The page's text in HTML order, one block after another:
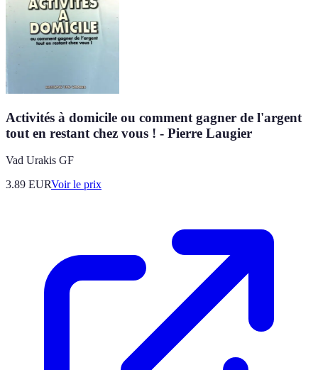
Activités à domicile ou comment gagner de l'argent
tout en restant chez vous ! - Pierre Laugier
Vad Urakis GF
3.89 EURVoir le prix